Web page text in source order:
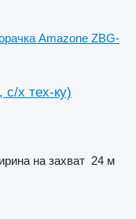
Amazone ZBG-
с/х тех-ку)
на захват 24 м